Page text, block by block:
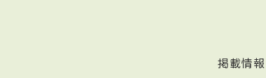
掲載情